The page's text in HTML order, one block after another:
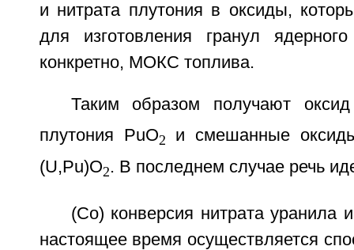
и нитрата плутония в оксиды,
для изготовления гранул
конкретно, МОКС топлива.
Таким образом получают
плутония РuO2
и смешанные
(U,Pu)O2. В последнем случае речь
(Со) конверсия нитрата уранила
настоящее время осуществляется